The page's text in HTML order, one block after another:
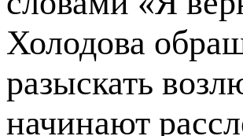
Холодова
разыскать
начинают